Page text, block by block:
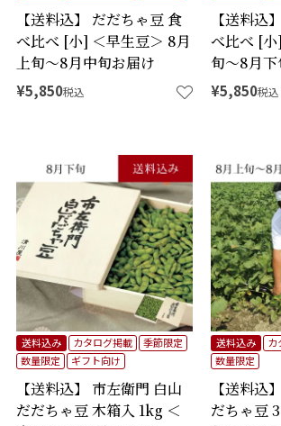
【送料込】 だだちゃ豆 食
べ比べ [小] ＜早生豆＞ 8月
上旬～8月中旬お届け
¥5,850税込
【送料込
べ比べ [
旬～8月
¥5,850税込
【送料込】 市左衛門 白山
だだちゃ豆 木箱入 1kg ＜
送料込み カタログ掲載
季節限定
数量限定
ギフト向け
【送料込
だちゃ豆
送料込み カ
数量限定